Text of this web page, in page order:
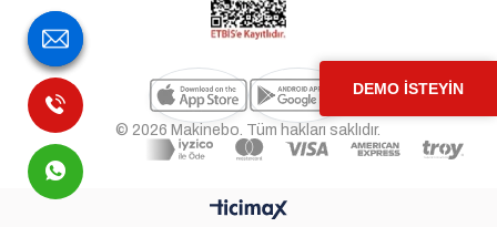
© 2026 Makinebo. Tüm hakları saklıdır.
DEMO İSTEYİN